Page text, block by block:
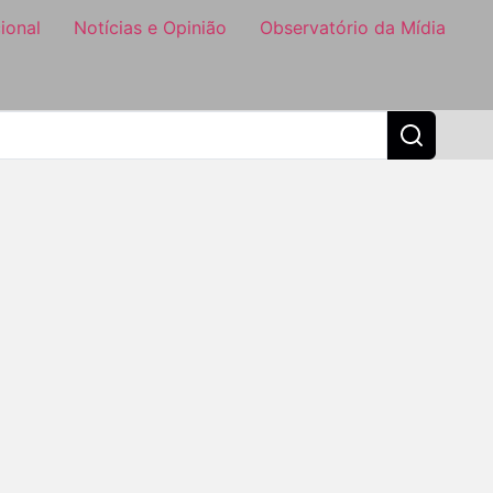
Notícias e Opinião Observatório da Mídia